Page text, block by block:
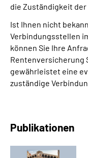
die Zuständigkeit
Ist Ihnen nicht
Verbindungsstellen
können Sie Ihre
Rentenversicherung
gewährleistet eine
zuständige
Publikationen